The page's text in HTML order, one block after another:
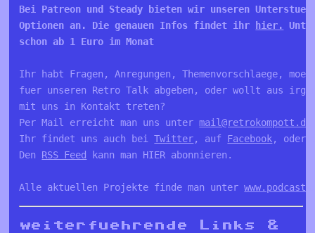
Bei Patreon und Steady bieten wir unseren
Optionen an. Die genauen Infos findet ihr hier.
schon ab 1 Euro im Monat
Ihr habt Fragen, Anregungen, Themenvorschlaege,
fuer unseren Retro Talk abgeben, oder wollt aus
mit uns in Kontakt treten?
Per Mail erreicht man uns unter mail@retrokompott.de
Ihr findet uns auch bei Twitter, auf Facebook, oder
Den RSS Feed kann man HIER abonnieren.
Alle aktuellen Projekte finde man unter
weiterfuehrende Links &